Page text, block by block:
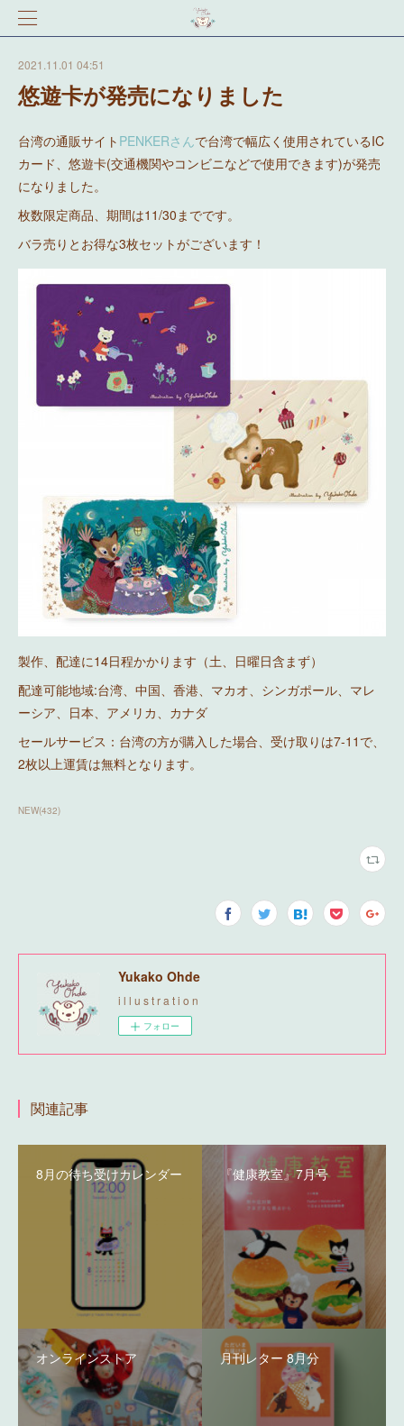
2021.11.01 04:51
悠遊卡が発売になりました
台湾の通販サイト PENKERさんで台湾で幅広く使用されているIC
カード、悠遊卡(交通機関やコンビニなどで使用できます)が発売
になりました。
枚数限定商品、期間は11/30までです。
バラ売りとお得な3枚セットがございます！
製作、配達に14日程かかります（土、日曜日含まず）
配達可能地域:台湾、中国、香港、マカオ、シンガポール、マレ
ーシア、日本、アメリカ、カナダ
セールサービス：台湾の方が購入した場合、受け取りは7-11で、
2枚以上運賃は無料となります。
NEW(432)
Yukako Ohde
i l l u s t r a t i o n
フォロー
関連記事
8月の待ち受けカレンダー 『健康教室』7月号
オンラインストア 月刊レター 8月分